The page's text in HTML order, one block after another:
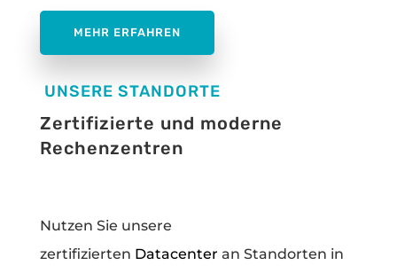
MEHR ERFAHREN
UNSERE STANDORTE
Zertifizierte und moderne
Rechenzentren
Nutzen Sie unsere
zertifizierten Datacenter an Standorten in